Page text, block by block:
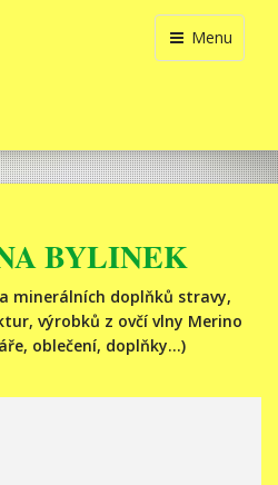
Menu
BYLINEK
minerálních doplňků stravy,
výrobků z ovčí vlny Merino
oblečení, doplňky...)